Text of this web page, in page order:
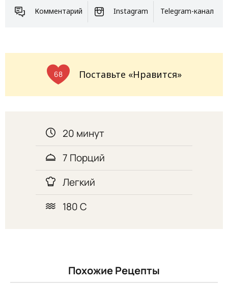
Комментарий Instagram Telegram-канал
68 Поставьте «Нравится»
20 минут
7 Порций
Легкий
180 С
Похожие Рецепты